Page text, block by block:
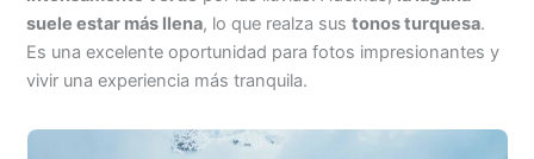
suele estar más llena, lo que realza sustonos turquesa.
Es una excelente oportunidad para fotos impresionantes y
vivir una experiencia más tranquila.